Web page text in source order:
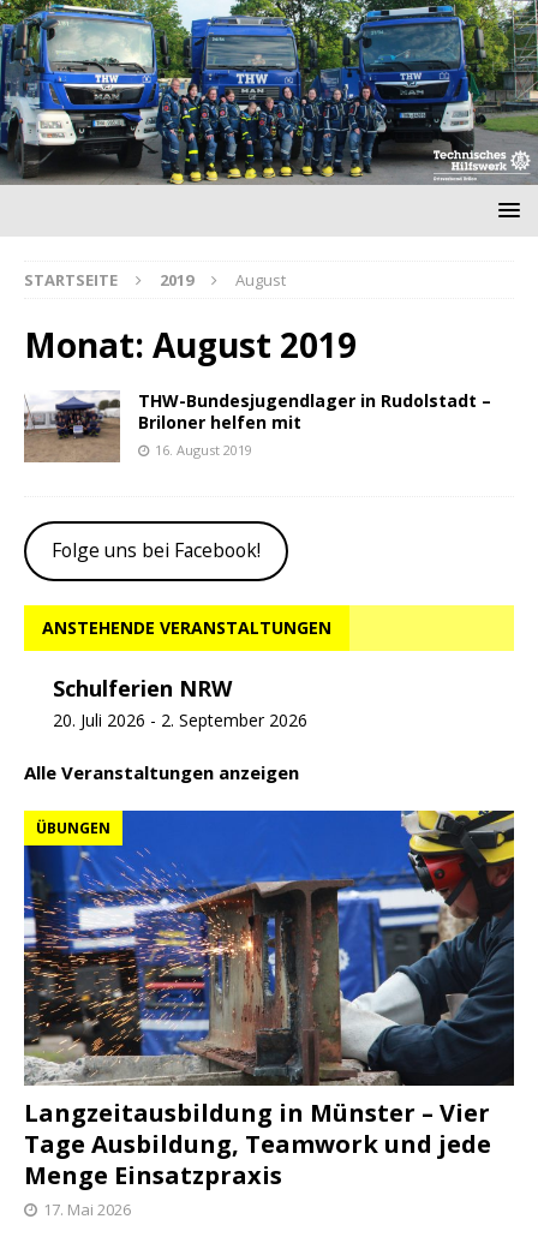
STARTSEITE 2019 August
Monat: August 2019
THW-Bundesjugendlager in Rudolstadt –
Briloner helfen mit
16. August 2019
Folge uns bei Facebook!
ANSTEHENDE VERANSTALTUNGEN
Schulferien NRW
20. Juli 2026 - 2. September 2026
Alle Veranstaltungen anzeigen
Langzeitausbildung in Münster – Vier
Tage Ausbildung, Teamwork und jede
Menge Einsatzpraxis
ÜBUNGEN
17. Mai 2026